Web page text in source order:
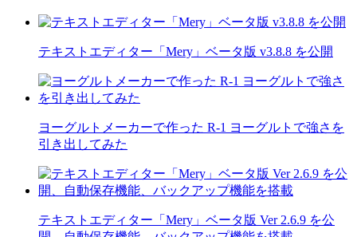
テキストエディター「Mery」ベータ版 v3.8.8 を公開
ヨーグルトメーカーで作った R-1 ヨーグルトで強さを
引き出してみた
テキストエディター「Mery」ベータ版 Ver 2.6.9 を公